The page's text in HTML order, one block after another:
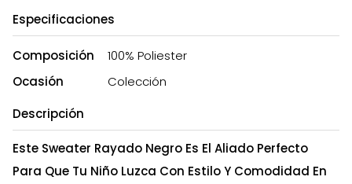
Especificaciones
Composición
100% Poliester
Ocasión
Colección
Descripción
Este Sweater Rayado Negro Es El Aliado Perfecto
Para Que Tu Niño Luzca Con Estilo Y Comodidad En